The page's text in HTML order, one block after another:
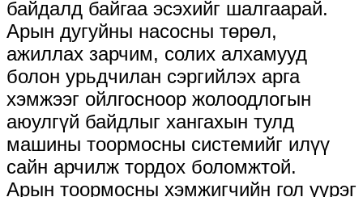
байдалд байгаа эсэхийг шалгаарай.
Арын дугуйны насосны төрөл,
ажиллах зарчим, солих алхамууд
болон урьдчилан сэргийлэх арга
хэмжээг ойлгосноор жолоодлогын
аюулгүй байдлыг хангахын тулд
машины тоормосны системийг илүү
сайн арчилж тордох боломжтой.
Арын тоормосны хэмжигчийн гол үүрэг